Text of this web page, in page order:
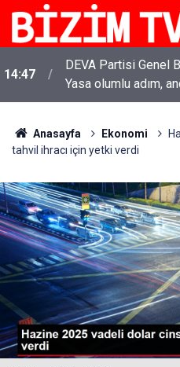
14:47
DEVA Partisi Genel
Yasa olumlu adım,
Anasayfa Ekonomi
tahvil ihracı için yetki verdi